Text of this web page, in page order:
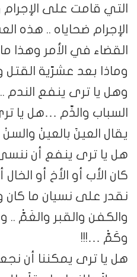
التي قامت على الإجرام
الإجرام ضحاياه .. هذه
القضاء في الأمر وهذا
وماذا بعد عشرّية القتل
وهل يا ترى ينفع الندم
السباب والذّم …هل يا
يقال العينً بالعينْ
هل يا ترى ينفع أن
كان الأب أو الأخ أو
نقدر على نسيان ما كان
والكفن والقبر والغَمّْ ..
وكَمّْ …!!!
هل يا ترى يمكننا أن